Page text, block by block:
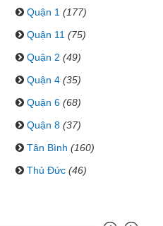
Quận 1 (177)
Quận 11 (75)
Quận 2 (49)
Quận 4 (35)
Quận 6 (68)
Quận 8 (37)
Tân Bình (160)
Thủ Đức (46)